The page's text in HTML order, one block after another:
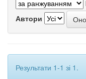
Автори
Результати 1-1 зі 1.